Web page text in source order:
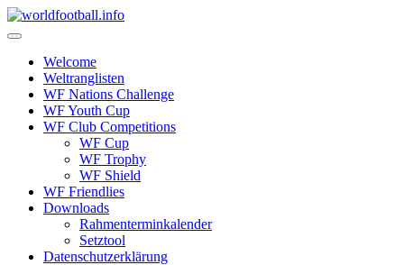
Skip
to
Welcome
Weltranglisten
WF Nations Challenge
WF Youth Cup
WF Club Competitions
WF Cup
WF Trophy
WF Shield
WF Friendlies
Downloads
Rahmenterminkalender
Setztool
Datenschutzerklärung